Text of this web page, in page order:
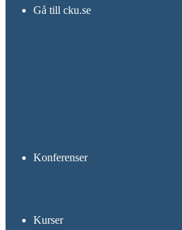
Gå till cku.se
Konferenser
Kurser